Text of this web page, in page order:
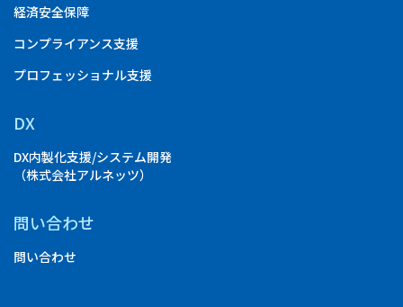
経済安全保障
コンプライアンス支援
プロフェッショナル支援
DX
DX内製化支援/システム開発
（株式会社アルネッツ）
問い合わせ
問い合わせ